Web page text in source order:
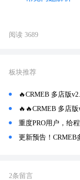
阅读 3689
板块推荐
🔥CRMEB 多店版
🔥🔥CRMEB 多店版
重度PRO用户，给程
更新预告！CRMEB
2条留言